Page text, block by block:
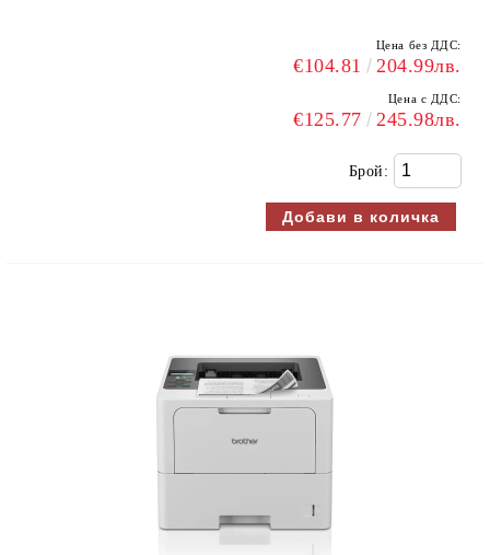
Цена без ДДС:
€104.81 204.99лв.
Цена с ДДС:
€125.77 245.98лв.
Брой: